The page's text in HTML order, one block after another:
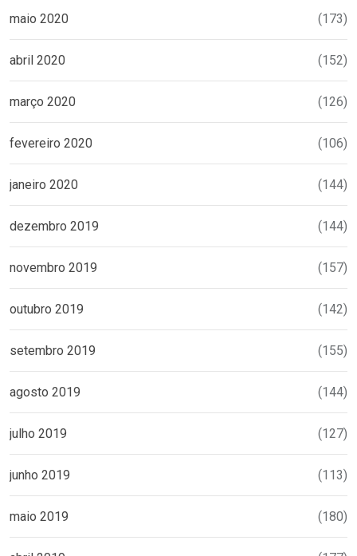
maio 2020 (173)
abril 2020 (152)
março 2020 (126)
fevereiro 2020 (106)
janeiro 2020 (144)
dezembro 2019 (144)
novembro 2019 (157)
outubro 2019 (142)
setembro 2019 (155)
agosto 2019 (144)
julho 2019 (127)
junho 2019 (113)
maio 2019 (180)